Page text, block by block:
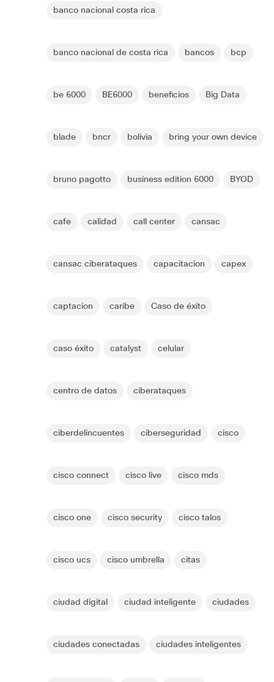
banco nacional costa rica
banco nacional de costa rica bancos bcp
be 6000 BE6000 beneficios Big Data
blade bncr bolivia bring your own device
bruno pagotto business edition 6000 BYOD
cafe calidad call center cansac
cansac ciberataques capacitacion capex
captacion caribe Caso de éxito
caso éxito catalyst celular
centro de datos ciberataques
ciberdelincuentes ciberseguridad cisco
cisco connect cisco live cisco mds
cisco one cisco security cisco talos
cisco ucs cisco umbrella citas
ciudad digital ciudad inteligente ciudades
ciudades conectadas ciudades inteligentes